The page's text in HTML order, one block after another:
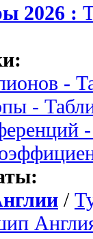
2026 :
-
-
-
/